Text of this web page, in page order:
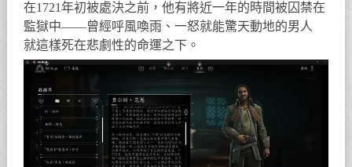
在1721年初被處決之前，他有將近一年的時間被囚禁在
監獄中——曾經呼風喚雨、一怒就能驚天動地的男人
就這樣死在悲劇性的命運之下。